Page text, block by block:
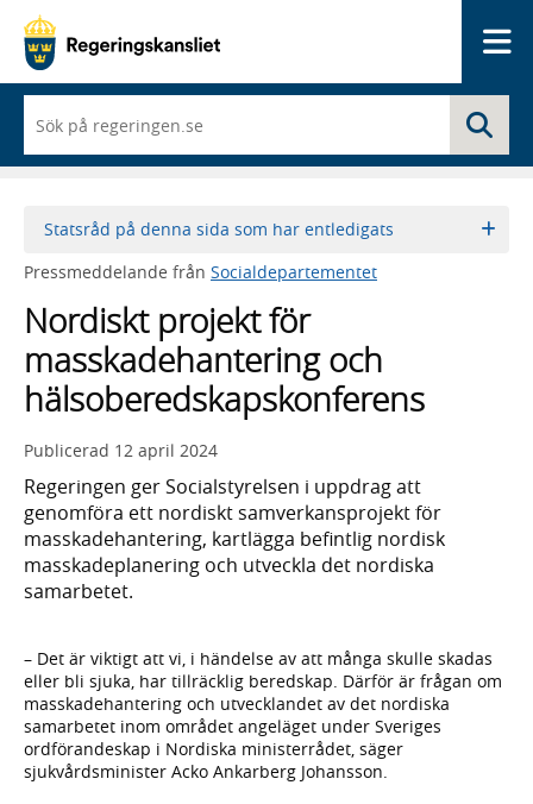
du
börjar
skriva
framträder
lista
med
sökförslag
Statsråd på denna sida som har entledigats
Pressmeddelande från Socialdepartementet
Nordiskt projekt för
masskadehantering och
hälsoberedskapskonferens
Publicerad 12 april 2024
Regeringen ger Socialstyrelsen i uppdrag att
genomföra ett nordiskt samverkansprojekt för
masskadehantering, kartlägga befintlig nordisk
masskadeplanering och utveckla det nordiska
samarbetet.
– Det är viktigt att vi, i händelse av att många skulle skadas
eller bli sjuka, har tillräcklig beredskap. Därför är frågan om
masskadehantering och utvecklandet av det nordiska
samarbetet inom området angeläget under Sveriges
ordförandeskap i Nordiska ministerrådet, säger
sjukvårdsminister Acko Ankarberg Johansson.